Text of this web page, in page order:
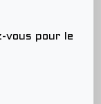
vous pour le